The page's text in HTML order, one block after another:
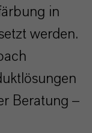
in
werden.
Beratung –